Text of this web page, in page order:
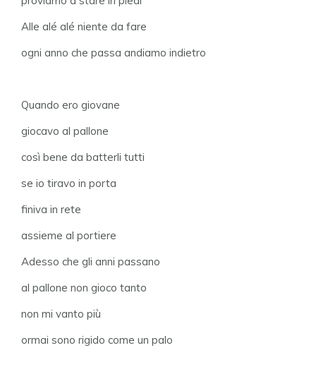
Alle alé alé niente da fare
ogni anno che passa andiamo indietro
Quando ero giovane
giocavo al pallone
così bene da batterli tutti
se io tiravo in porta
finiva in rete
assieme al portiere
Adesso che gli anni passano
al pallone non gioco tanto
non mi vanto più
ormai sono rigido come un palo